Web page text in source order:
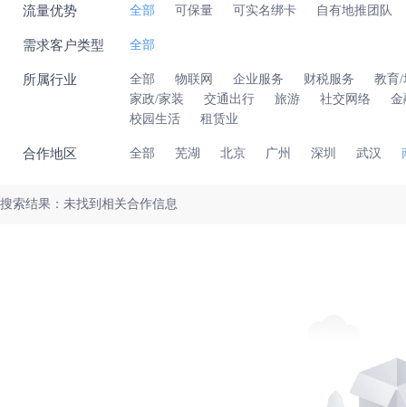
流量优势 全部 可保量 可实名绑卡 自有地推团队
需求客户类型 全部
所属行业 全部 物联网 企业服务 财税服务
教育/
家政/家装
交通出行 旅游 社交网络
金
校园生活
租赁业
合作地区 全部 芜湖 北京 广州 深圳 武汉
搜索结果：未找到相关合作信息